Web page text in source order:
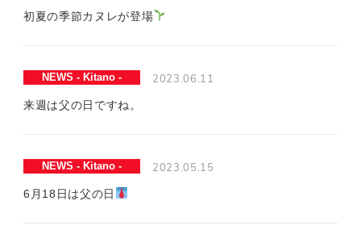
初夏の季節カヌレが登場
NEWS - Kitano - 2023.06.11
来週は父の日ですね。
NEWS - Kitano - 2023.05.15
6月18日は父の日